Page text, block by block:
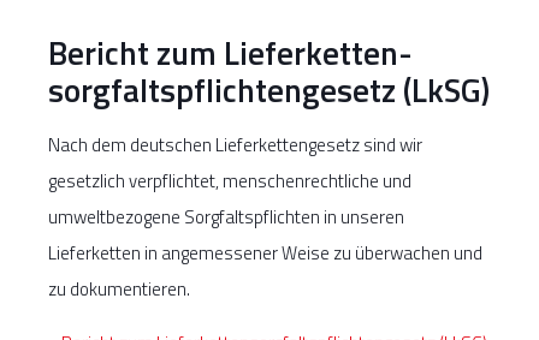
Bericht zum Liefer­ketten­
sorgfalts­pflichten­gesetz (LkSG)
Nach dem deutschen Lieferkettengesetz sind wir
gesetzlich verpflichtet, menschenrechtliche und
umweltbezogene Sorgfaltspflichten in unseren
Lieferketten in angemessener Weise zu überwachen und
zu dokumentieren.